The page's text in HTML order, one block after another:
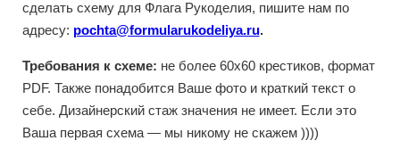
сделать схему для Флага Рукоделия, пишите нам по
адресу: pochta@formularukodeliya.ru.
Требования к схеме: не более 60х60 крестиков, формат
PDF. Также понадобится Ваше фото и краткий текст о
себе. Дизайнерский стаж значения не имеет. Если это
Ваша первая схема — мы никому не скажем ))))